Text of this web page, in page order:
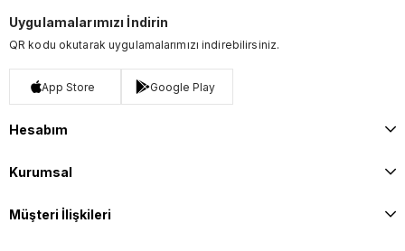
Uygulamalarımızı İndirin
QR kodu okutarak uygulamalarımızı indirebilirsiniz.
App Store Google Play
Hesabım
Kurumsal
Müşteri İlişkileri